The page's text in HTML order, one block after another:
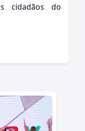
cidadãos do